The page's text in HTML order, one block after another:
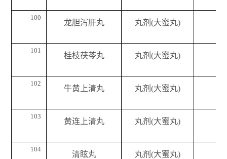
100
龙胆泻肝丸 丸剂(大蜜丸)
101
桂枝茯苓丸 丸剂(大蜜丸)
102
牛黄上清丸 丸剂(大蜜丸)
103
黄连上清丸 丸剂(大蜜丸)
104
清眩丸 丸剂(大蜜丸)